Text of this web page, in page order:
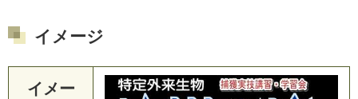
イメージ
イメー